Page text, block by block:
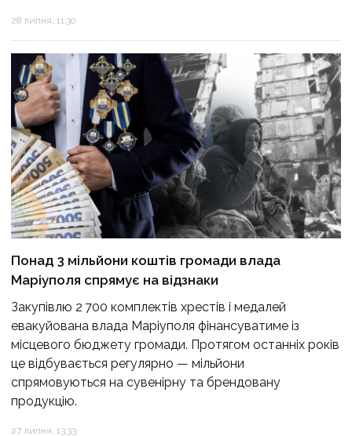
28 липня, 11:30
Понад 3 мільйони коштів громади влада
Маріуполя спрямує на відзнаки
Закупівлю 2 700 комплектів хрестів і медалей
евакуйована влада Маріуполя фінансуватиме із
місцевого бюджету громади. Протягом останніх років
це відбувається регулярно — мільйони
спрямовуються на сувенірну та брендовану
продукцію.
27 липня, 13:33